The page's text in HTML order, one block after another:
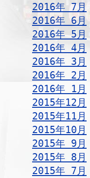
2016年 7月
2016年 6月
2016年 5月
2016年 4月
2016年 3月
2016年 2月
2016年 1月
2015年12月
2015年11月
2015年10月
2015年 9月
2015年 8月
2015年 7月